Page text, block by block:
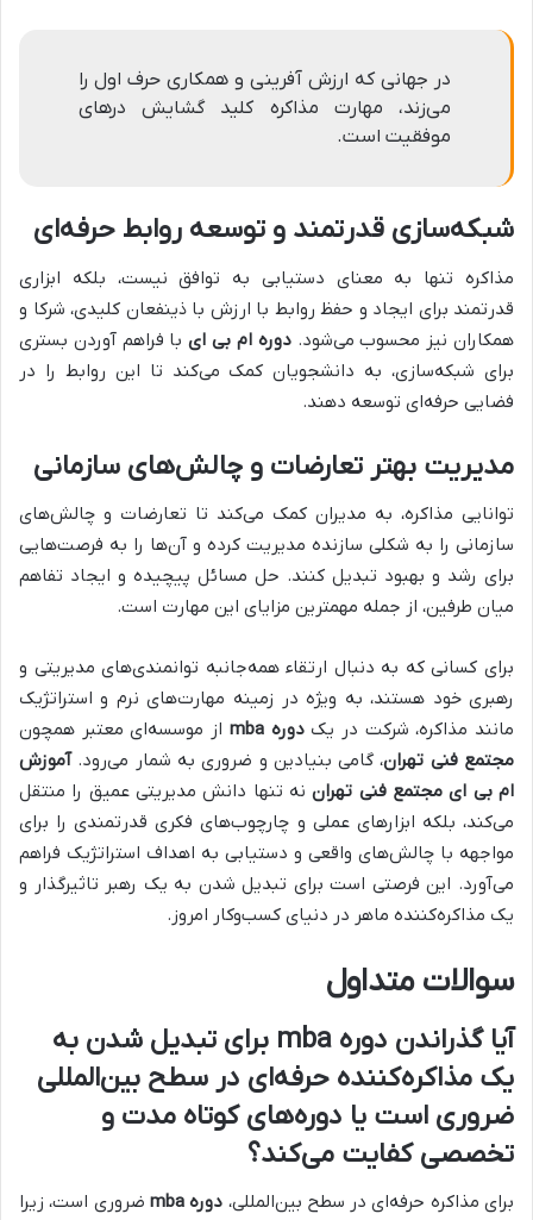
در جهانی که ارزش آفرینی و همکاری حرف اول را
می‌زند، مهارت مذاکره کلید گشایش درهای
موفقیت است.
شبکه‌سازی قدرتمند و توسعه روابط حرفه‌ای
مذاکره تنها به معنای دستیابی به توافق نیست، بلکه ابزاری
قدرتمند برای ایجاد و حفظ روابط با ارزش با ذینفعان کلیدی، شرکا و
همکاران نیز محسوب می‌شود.دوره ام بی ایبا فراهم آوردن بستری
برای شبکه‌سازی، به دانشجویان کمک می‌کند تا این روابط را در
فضایی حرفه‌ای توسعه دهند.
مدیریت بهتر تعارضات و چالش‌های سازمانی
توانایی مذاکره، به مدیران کمک می‌کند تا تعارضات و چالش‌های
سازمانی را به شکلی سازنده مدیریت کرده و آن‌ها را به فرصت‌هایی
برای رشد و بهبود تبدیل کنند. حل مسائل پیچیده و ایجاد تفاهم
میان طرفین، از جمله مهمترین مزایای این مهارت است.
برای کسانی که به دنبال ارتقاء همه‌جانبه توانمندی‌های مدیریتی و
رهبری خود هستند، به ویژه در زمینه مهارت‌های نرم و استراتژیک
مانند مذاکره، شرکت در یکدوره mba
از موسسه‌ای معتبر همچون
مجتمع فنی تهران، گامی بنیادین و ضروری به شمار می‌رود.آموزش
ام بی ای مجتمع فنی تهراننه تنها دانش مدیریتی عمیق را منتقل
می‌کند، بلکه ابزارهای عملی و چارچوب‌های فکری قدرتمندی را برای
مواجهه با چالش‌های واقعی و دستیابی به اهداف استراتژیک فراهم
می‌آورد. این فرصتی است برای تبدیل شدن به یک رهبر تاثیرگذار و
یک مذاکره‌کننده ماهر در دنیای کسب‌وکار امروز.
سوالات متداول
آیا گذراندن دوره mba
برای تبدیل شدن به
یک مذاکره‌کننده حرفه‌ای در سطح بین‌المللی
ضروری است یا دوره‌های کوتاه مدت و
تخصصی کفایت می‌کند؟
برای مذاکره حرفه‌ای در سطح بین‌المللی، دوره mba
ضروری است، زیرا